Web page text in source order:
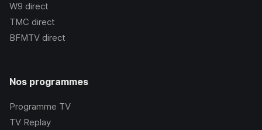
W9 direct
TMC direct
BFMTV direct
Nos programmes
Programme TV
TV Replay